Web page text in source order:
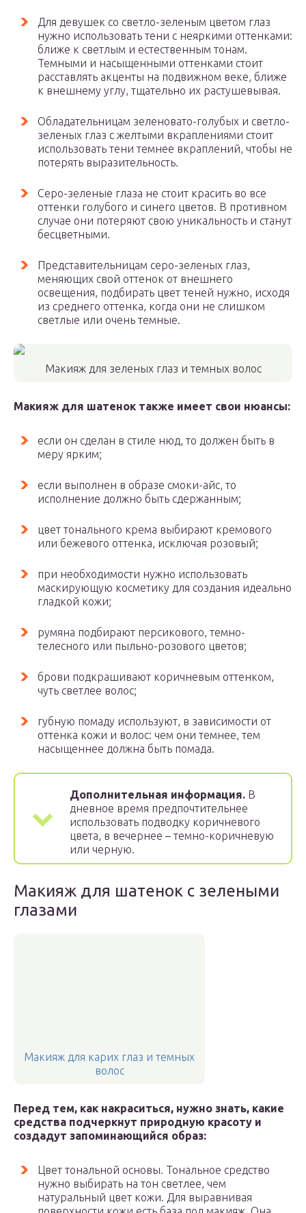
Для девушек со светло-зеленым цветом глаз
нужно использовать тени с неяркими оттенками:
ближе к светлым и естественным тонам.
Темными и насыщенными оттенками стоит
расставлять акценты на подвижном веке, ближе
к внешнему углу, тщательно их растушевывая.
Обладательницам зеленовато-голубых и светло-
зеленых глаз с желтыми вкраплениями стоит
использовать тени темнее вкраплений, чтобы не
потерять выразительность.
Серо-зеленые глаза не стоит красить во все
оттенки голубого и синего цветов. В противном
случае они потеряют свою уникальность и станут
бесцветными.
Представительницам серо-зеленых глаз,
меняющих свой оттенок от внешнего
освещения, подбирать цвет теней нужно, исходя
из среднего оттенка, когда они не слишком
светлые или очень темные.
Макияж для зеленых глаз и темных волос
Макияж для шатенок также имеет свои нюансы:
если он сделан в стиле нюд, то должен быть в
меру ярким;
если выполнен в образе смоки-айс, то
исполнение должно быть сдержанным;
цвет тонального крема выбирают кремового
или бежевого оттенка, исключая розовый;
при необходимости нужно использовать
маскирующую косметику для создания идеально
гладкой кожи;
румяна подбирают персикового, темно-
телесного или пыльно-розового цветов;
брови подкрашивают коричневым оттенком,
чуть светлее волос;
губную помаду используют, в зависимости от
оттенка кожи и волос: чем они темнее, тем
насыщеннее должна быть помада.
Дополнительная информация. В
дневное время предпочтительнее
использовать подводку коричневого
цвета, в вечернее – темно-коричневую
или черную.
Макияж для шатенок с зелеными
глазами
Макияж для карих глаз и темных
волос
Перед тем, как накраситься, нужно знать, какие
средства подчеркнут природную красоту и
создадут запоминающийся образ:
Цвет тональной основы. Тональное средство
нужно выбирать на тон светлее, чем
натуральный цвет кожи. Для выравнивая